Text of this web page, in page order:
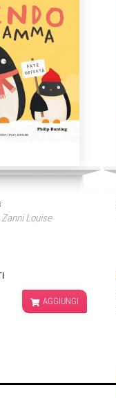
Zanni Louise
AGGIUNGI